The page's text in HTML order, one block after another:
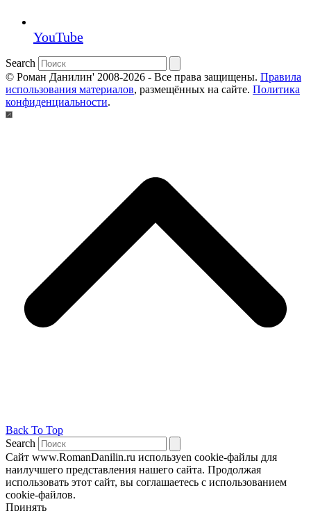
YouTube
Search
© Роман Данилин' 2008-2026 - Все права защищены. Правила
использования материалов, размещённых на сайте. Политика
конфиденциальности.
Back To Top
Search
Сайт www.RomanDanilin.ru используеn cookie-файлы для
наилучшего представления нашего сайта. Продолжая
использовать этот сайт, вы соглашаетесь с использованием
cookie-файлов.
Принять